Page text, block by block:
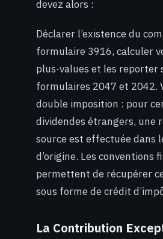
devez alors :
Déclarer l’existence du
formulaire 3916, calculer
plus-values et les reporter
formulaires 2047 et 2042.
double imposition : pour
dividendes étrangers, une
source est effectuée dans
d’origine. Les conventions
permettent de récupérer
sous forme de crédit
La Contribution